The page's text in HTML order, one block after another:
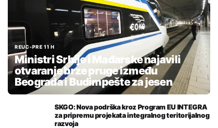
REUC•PRE 11 H
Ministri Srbije i Mađarske najavili
otvaranje brze pruge između
Beograda i Budimpešte za jesen
SKGO: Nova podrška kroz Program EU INTEGRA
za pripremu projekata integralnog teritorijalnog
razvoja